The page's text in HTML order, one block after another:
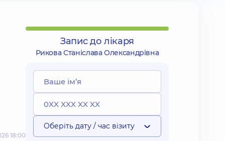
18:00
Запис до лікаря
Рикова Станіслава Олександрівна
Оберіть дату / час візиту